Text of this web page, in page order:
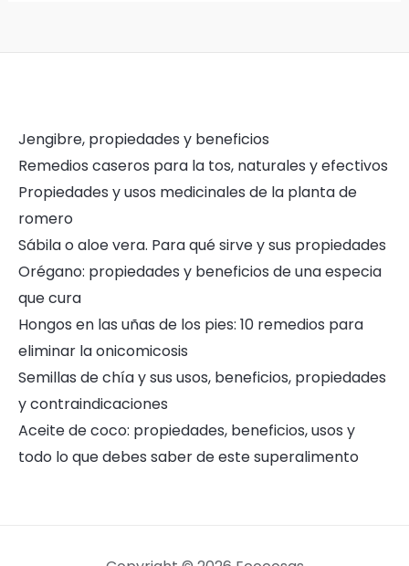
Jengibre, propiedades y beneficios
Remedios caseros para la tos, naturales y efectivos
Propiedades y usos medicinales de la planta de
romero
Sábila o aloe vera. Para qué sirve y sus propiedades
Orégano: propiedades y beneficios de una especia
que cura
Hongos en las uñas de los pies: 10 remedios para
eliminar la onicomicosis
Semillas de chía y sus usos, beneficios, propiedades
y contraindicaciones
Aceite de coco: propiedades, beneficios, usos y
todo lo que debes saber de este superalimento